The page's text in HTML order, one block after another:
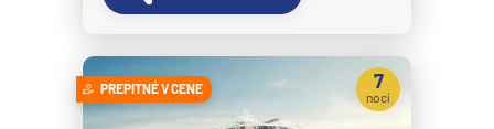
PREPITNÉ V CENE 7
nocí